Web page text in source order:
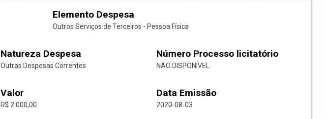
Elemento Despesa
Outros Serviços de Terceiros - Pessoa Física
Natureza Despesa
Outras Despesas Correntes
Número Processo licitatório
NÃO DISPONÍVEL
Valor
R$ 2.000,00
Data Emissão
2020-08-03